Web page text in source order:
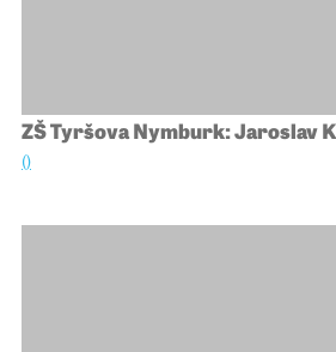
ZŠ Tyršova Nymburk: Jaroslav
()